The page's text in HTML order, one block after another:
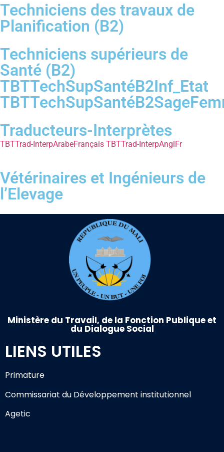
Techniciens des travaux de
Planification (B2)
Techniciens supérieurs de
Santé (B2)
TBTTechSupSantéB2Inf_Etat
Traducteurs-Interprètes
TBTTrad-InterpArabeFrançais TBTTrad-InterpAnglFr
Vétérinaires et Ingénieurs de
l’Elevage
Ministère du Travail, de la Fonction Publique et
du Dialogue Social
LIENS UTILES
Primature
Commissariat du Développement institutionnel
Agetic